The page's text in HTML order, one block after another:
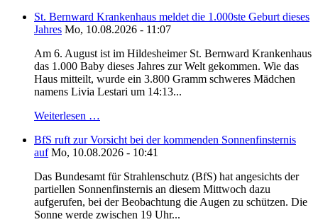
St. Bernward Krankenhaus meldet die 1.000ste Geburt dieses
Jahres Mo, 10.08.2026 - 11:07
Am 6. August ist im Hildesheimer St. Bernward Krankenhaus
das 1.000 Baby dieses Jahres zur Welt gekommen. Wie das
Haus mitteilt, wurde ein 3.800 Gramm schweres Mädchen
namens Livia Lestari um 14:13...
Weiterlesen …
BfS ruft zur Vorsicht bei der kommenden Sonnenfinsternis
auf Mo, 10.08.2026 - 10:41
Das Bundesamt für Strahlenschutz (BfS) hat angesichts der
partiellen Sonnenfinsternis an diesem Mittwoch dazu
aufgerufen, bei der Beobachtung die Augen zu schützen. Die
Sonne werde zwischen 19 Uhr...